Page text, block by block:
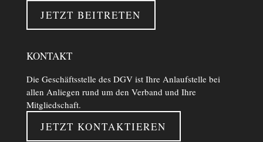
JETZT BEITRETEN
KONTAKT
Die Geschäftsstelle des DGV ist Ihre Anlaufstelle bei
allen Anliegen rund um den Verband und Ihre
Mitgliedschaft.
JETZT KONTAKTIEREN